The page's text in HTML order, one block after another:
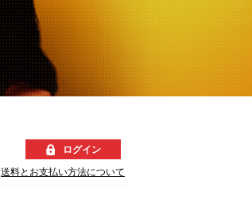
ログイン
送料とお支払い方法について